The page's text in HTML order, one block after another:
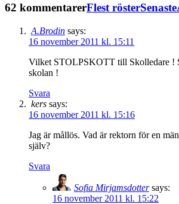
62 kommentarerFlest rösterSenaste
A.Brodin says:
16 november 2011 kl. 15:11
Vilket STOLPSKOTT till Skolledare !
skolan !
Svara
kers says:
16 november 2011 kl. 15:16
Jag är mållös. Vad är rektorn för en
själv?
Svara
Sofia Mirjamsdotter says:
16 november 2011 kl. 15:22